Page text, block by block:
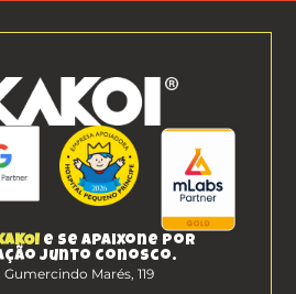
e se apaixone por
junto conosco.
Gumercindo Marés, 119